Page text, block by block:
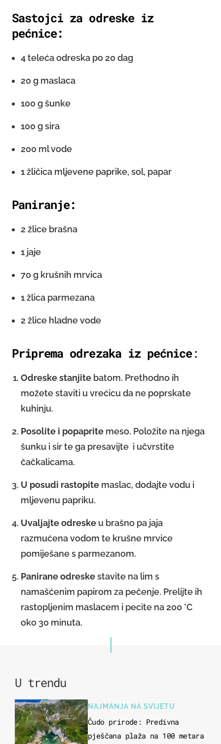
Sastojci za odreske iz
pećnice:
4 teleća odreska po 20 dag
20 g maslaca
100 g šunke
100 g sira
200 ml vode
1 žličica mljevene paprike, sol, papar
Paniranje:
2 žlice brašna
1 jaje
70 g krušnih mrvica
1 žlica parmezana
2 žlice hladne vode
Priprema odrezaka iz pećnice:
Odreske stanjite batom. Prethodno ih
možete staviti u vrećicu da ne poprskate
kuhinju.
Posolite i popaprite meso. Položite na njega
šunku i sir te ga presavijte i učvrstite
čačkalicama.
U posudi rastopite maslac, dodajte vodu i
mljevenu papriku.
Uvaljajte odreske u brašno pa jaja
razmućena vodom te krušne mrvice
pomiješane s parmezanom.
Panirane odreskestavite na lim s
namašćenim papirom za pečenje. Prelijte ih
rastopljenim maslacem i pecite na 200 °C
oko 30 minuta.
U trendu
NAJMANJA NA SVIJETU
Čudo prirode: Predivna
pješčana plaža na 100 metara